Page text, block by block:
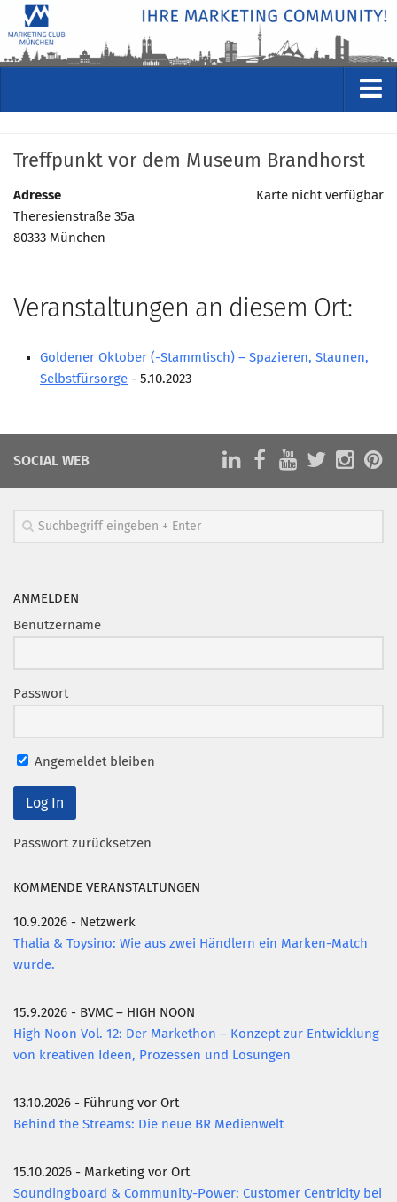
Kommende Veranstaltungen
Veranstaltungsformate
Wer wir sind
Geschäftsstelle
MarketingFrauen
Münchner Marketingpreis
Mentoring
Marketing Pioniere im BVMC
CLUB-KOMMUNIKATION
MCM Club TV
AKTUELLES
KONTAKT
Treffpunkt vor dem Museum Brandhorst
Karte nicht verfügbar
Adresse
Theresienstraße 35a
80333 München
Veranstaltungen an diesem Ort:
Goldener Oktober (-Stammtisch) – Spazieren, Staunen,
Selbstfürsorge - 5.10.2023
SOCIAL WEB
ANMELDEN
Benutzername
Passwort
Angemeldet bleiben
Passwort zurücksetzen
KOMMENDE VERANSTALTUNGEN
10.9.2026 - Netzwerk
Thalia & Toysino: Wie aus zwei Händlern ein Marken-Match
wurde.
15.9.2026 - BVMC – HIGH NOON
High Noon Vol. 12: Der Markethon – Konzept zur Entwicklung
von kreativen Ideen, Prozessen und Lösungen
13.10.2026 - Führung vor Ort
Behind the Streams: Die neue BR Medienwelt
15.10.2026 - Marketing vor Ort
Soundingboard & Community-Power: Customer Centricity bei